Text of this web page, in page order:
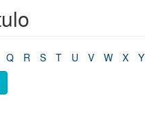
Q R S T U V W X Y